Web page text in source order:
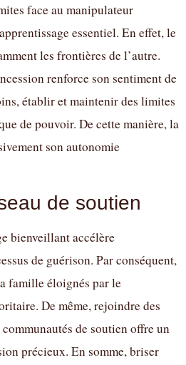
face au manipulateur
essentiel. En effet, le
les frontières de l’autre.
renforce son sentiment de
établir et maintenir des limites
de pouvoir. De cette manière, la
son autonomie
de soutien
bienveillant accélère
de guérison. Par conséquent,
famille éloignés par le
De même, rejoindre des
de soutien offre un
précieux. En somme, briser